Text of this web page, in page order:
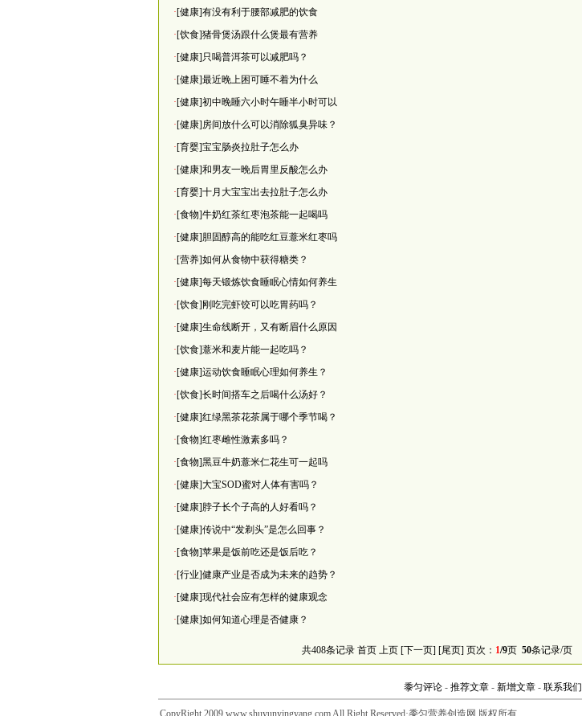
·[健康]有没有利于腰部减肥的饮食
·[饮食]猪骨煲汤跟什么煲最有营养
·[健康]只喝普洱茶可以减肥吗？
·[健康]最近晚上困可睡不着为什么
·[健康]初中晚睡六小时午睡半小时可以
·[健康]房间放什么可以消除狐臭异味？
·[育婴]宝宝肠炎拉肚子怎么办
·[健康]和男友一晚后胃里反酸怎么办
·[育婴]十月大宝宝出去拉肚子怎么办
·[食物]牛奶红茶红枣泡茶能一起喝吗
·[健康]胆固醇高的能吃红豆薏米红枣吗
·[营养]如何从食物中获得糖类？
·[健康]每天锻炼饮食睡眠心情如何养生
·[饮食]刚吃完虾饺可以吃胃药吗？
·[健康]生命线断开，又有断眉什么原因
·[饮食]薏米和麦片能一起吃吗？
·[健康]运动饮食睡眠心理如何养生？
·[饮食]长时间搭车之后喝什么汤好？
·[健康]红绿黑茶花茶属于哪个季节喝？
·[食物]红枣雌性激素多吗？
·[食物]黑豆牛奶薏米仁花生可一起吗
·[健康]大宝SOD蜜对人体有害吗？
·[健康]脖子长个子高的人好看吗？
·[健康]传说中“发剃头”是怎么回事？
·[食物]苹果是饭前吃还是饭后吃？
·[行业]健康产业是否成为未来的趋势？
·[健康]现代社会应有怎样的健康观念
·[健康]如何知道心理是否健康？
共408条记录 首页 上页 [下一页] [尾页] 页次： 1/9页 50条记录/页
黍匀评论 - 推荐文章 - 新增文章 - 联系我们
CopyRight 2009 www.shuyunyingyang.com All Right Reserved·黍匀营养创造网 版权所有